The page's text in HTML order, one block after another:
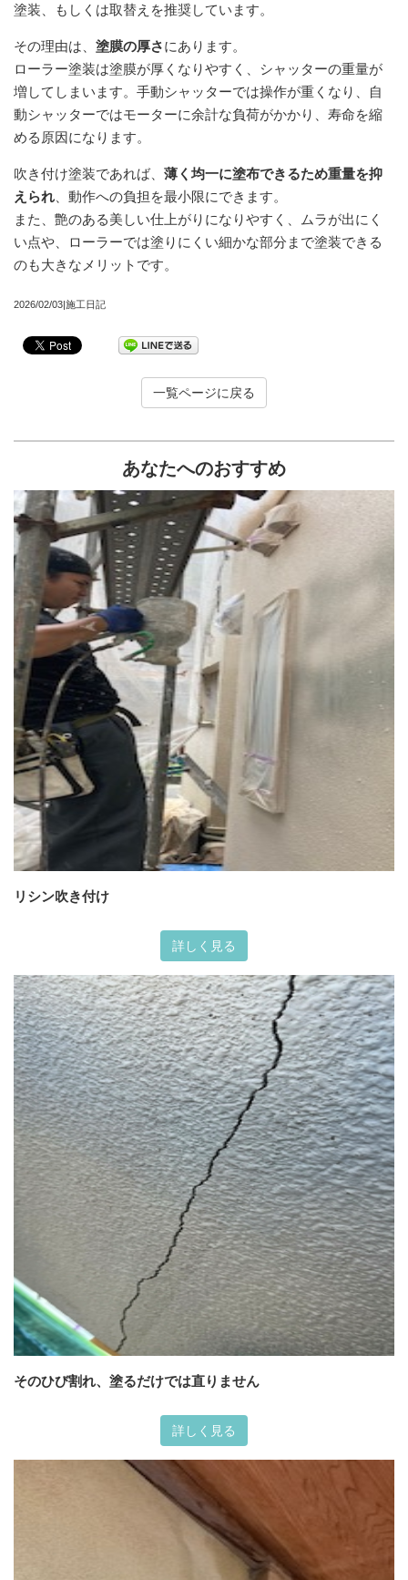
塗装、もしくは取替えを推奨しています。
その理由は、 塗膜の厚さにあります。
ローラー塗装は塗膜が厚くなりやすく、シャッターの重量が
増してしまいます。手動シャッターでは操作が重くなり、自
動シャッターではモーターに余計な負荷がかかり、寿命を縮
める原因になります。
吹き付け塗装であれば、 薄く均一に塗布できるため重量を抑
えられ 、動作への負担を最小限にできます。
また、艶のある美しい仕上がりになりやすく、ムラが出にく
い点や、ローラーでは塗りにくい細かな部分まで塗装できる
のも大きなメリットです。
2026/02/03|施工日記
一覧ページに戻る
あなたへのおすすめ
リシン吹き付け
詳しく見る
そのひび割れ、塗るだけでは直りません
詳しく見る